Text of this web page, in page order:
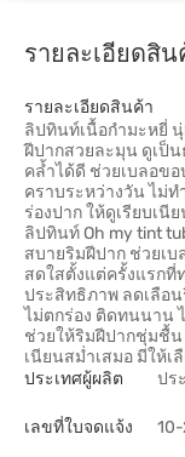
รายละเอียดสิน
รายละเอียดสินค้า
ลิปทินท์เนื้อกำมะหยี่
ฝีปากสวยละมุน ดูเป็
คล้ำได้ดี ช่วยเบลอข
คราบระหว่างวัน ไม่
ร่องปาก ให้ดูเรียบเ
ลิปทินท์ Oh my tint
สบายริมฝีปาก ช่วยเ
สดใสตั้งแต่ครั้งแรกที่
ประสิทธิภาพ ลดเลือ
ไม่ตกร่อง ติดทนนาน
ช่วยให้ริมฝีปากชุ่มชื้น
เนียนสม่ำเสมอ มีให้เ
ประเทศผู้ผลิต
ปร
เลขที่ใบจดแจ้ง